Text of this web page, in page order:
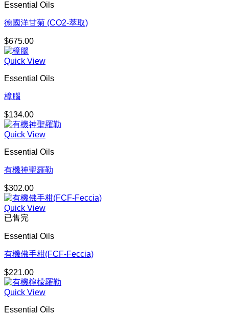
Essential Oils
德國洋甘菊 (CO2-萃取)
$675.00
Quick View
Essential Oils
樟腦
$134.00
Quick View
Essential Oils
有機神聖羅勒
$302.00
Quick View
已售完
Essential Oils
有機佛手柑(FCF-Feccia)
$221.00
Quick View
Essential Oils